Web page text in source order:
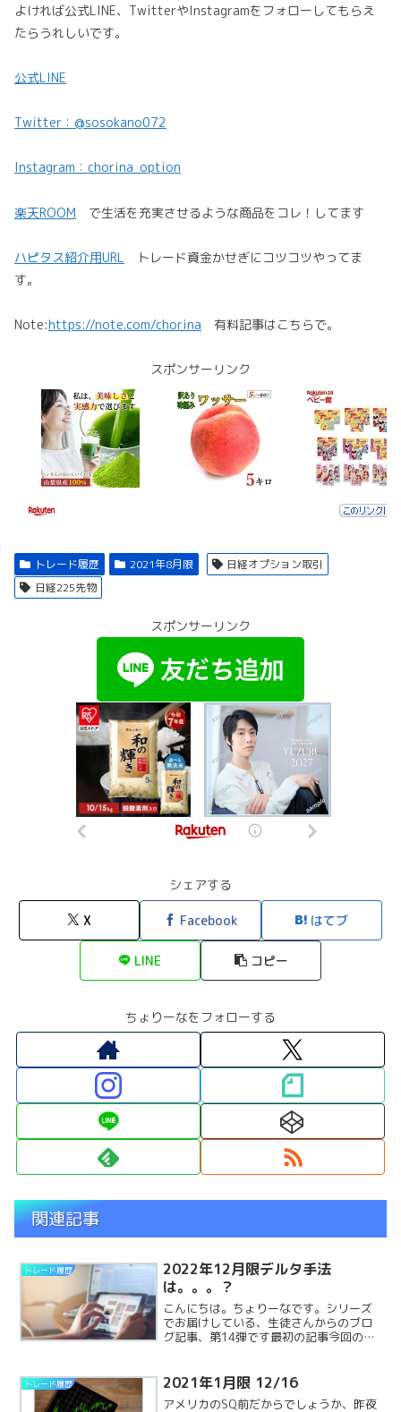
よければ公式LINE、TwitterやInstagramをフォローしてもらえ
たらうれしいです。
公式LINE
Twitter：@sosokano072
Instagram：chorina_option
楽天ROOM で生活を充実させるような商品をコレ！してます
ハピタス紹介用URL
トレード資金かせぎにコツコツやってま
す。
Note:https://note.com/chorina 有料記事はこちらで。
スポンサーリンク
トレード履歴 2021年8月限
日経オプション取引
日経225先物
スポンサーリンク
シェアする
X Facebook はてブ
LINE コピー
ちょりーなをフォローする
関連記事
トレード履歴
2022年12月限デルタ手法
は。。。？
こんにちは。ちょりーなです。シリーズ
でお届けしている、生徒さんからのブロ
グ記事、第14弾です最初の記事今回の内
限利益でした12月限の報告です。今月も
利益で終わることReadMore...
トレード履歴 2021年1月限 12/16
アメリカのSQ前だからでしょうか、昨夜